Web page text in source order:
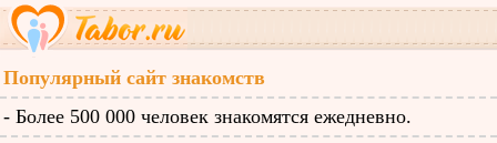
Популярный сайт знакомств
- Более 500 000 человек знакомятся ежедневно.